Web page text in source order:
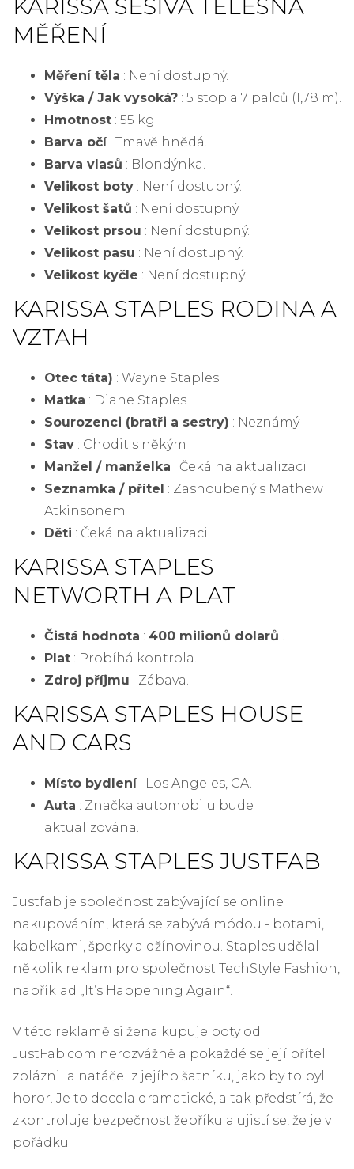
KARISSA SEŠÍVÁ TĚLESNÁ
MĚŘENÍ
Měření těla : Není dostupný.
Výška / Jak vysoká? : 5 stop a 7 palců (1,78 m).
Hmotnost : 55 kg
Barva očí: Tmavě hnědá.
Barva vlasů : Blondýnka.
Velikost boty : Není dostupný.
Velikost šatů : Není dostupný.
Velikost prsou : Není dostupný.
Velikost pasu : Není dostupný.
Velikost kyčle : Není dostupný.
KARISSA STAPLES RODINA A
VZTAH
Otec táta) : Wayne Staples
Matka : Diane Staples
Sourozenci (bratři a sestry) : Neznámý
Stav : Chodit s někým
Manžel / manželka : Čeká na aktualizaci
Seznamka / přítel : Zasnoubený s Mathew
Atkinsonem
Děti : Čeká na aktualizaci
KARISSA STAPLES
NETWORTH A PLAT
Čistá hodnota : 400 milionů dolarů
Plat : Probíhá kontrola.
Zdroj příjmu : Zábava.
KARISSA STAPLES HOUSE
AND CARS
Místo bydlení: Los Angeles, CA.
Auta : Značka automobilu bude
aktualizována.
KARISSA STAPLES JUSTFAB
Justfab je společnost zabývající se online
nakupováním, která se zabývá módou - botami,
kabelkami, šperky a džínovinou. Staples udělal
několik reklam pro společnost TechStyle Fashion,
například „It’s Happening Again“.
V této reklamě si žena kupuje boty od
JustFab.com nerozvážně a pokaždé se její přítel
zbláznil a natáčel z jejího šatníku, jako by to byl
horor. Je to docela dramatické, a tak předstírá, že
zkontroluje bezpečnost žebříku a ujistí se, že je v
pořádku.